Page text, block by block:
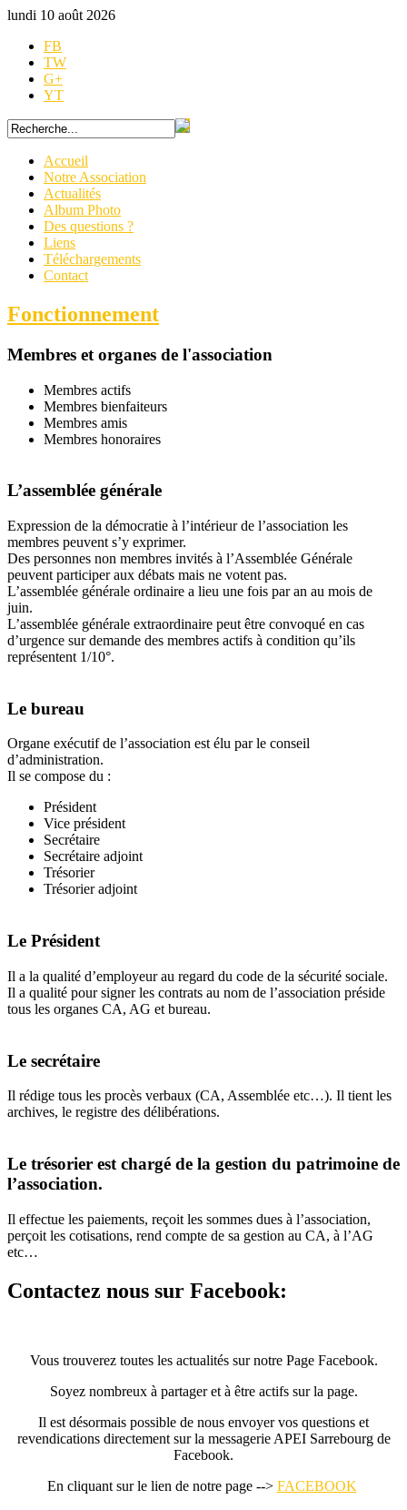
lundi 10 août 2026
FB
TW
G+
YT
Accueil
Notre Association
Actualités
Album Photo
Des questions ?
Liens
Téléchargements
Contact
Fonctionnement
Membres et organes de l'association
Membres actifs
Membres bienfaiteurs
Membres amis
Membres honoraires
L’assemblée générale
Expression de la démocratie à l’intérieur de l’association les
membres peuvent s’y exprimer.
Des personnes non membres invités à l’Assemblée Générale
peuvent participer aux débats mais ne votent pas.
L’assemblée générale ordinaire a lieu une fois par an au mois de
juin.
L’assemblée générale extraordinaire peut être convoqué en cas
d’urgence sur demande des membres actifs à condition qu’ils
représentent 1/10°.
Le bureau
Organe exécutif de l’association est élu par le conseil
d’administration.
Il se compose du :
Président
Vice président
Secrétaire
Secrétaire adjoint
Trésorier
Trésorier adjoint
Le Président
Il a la qualité d’employeur au regard du code de la sécurité sociale.
Il a qualité pour signer les contrats au nom de l’association préside
tous les organes CA, AG et bureau.
Le secrétaire
Il rédige tous les procès verbaux (CA, Assemblée etc…). Il tient les
archives, le registre des délibérations.
Le trésorier est chargé de la gestion du patrimoine de
l’association.
Il effectue les paiements, reçoit les sommes dues à l’association,
perçoit les cotisations, rend compte de sa gestion au CA, à l’AG
etc…
Contactez nous sur Facebook:
Vous trouverez toutes les actualités sur notre Page Facebook.
Soyez nombreux à partager et à être actifs sur la page.
Il est désormais possible de nous envoyer vos questions et
revendications directement sur la messagerie APEI Sarrebourg de
Facebook.
En cliquant sur le lien de notre page --> FACEBOOK